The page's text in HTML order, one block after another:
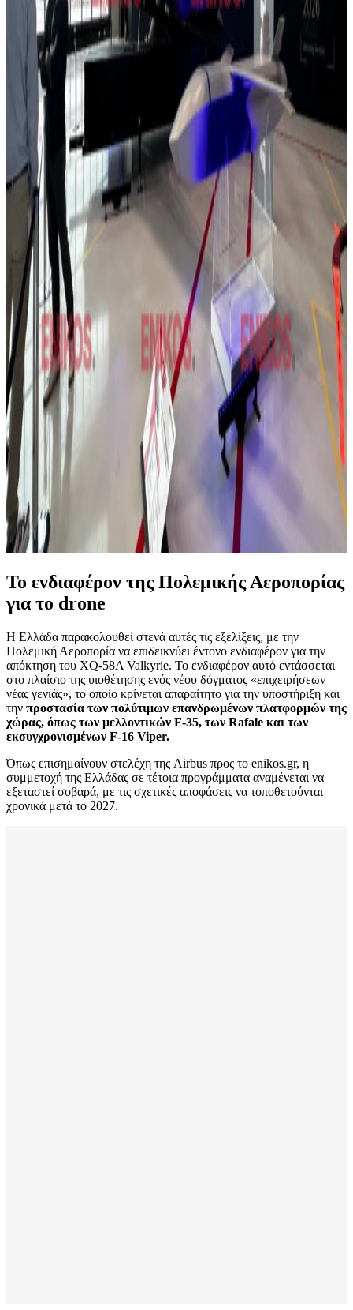
Το ενδιαφέρον της Πολεμικής Αεροπορίας
για το drone
Η Ελλάδα παρακολουθεί στενά αυτές τις εξελίξεις, με την
Πολεμική Αεροπορία να επιδεικνύει έντονο ενδιαφέρον για την
απόκτηση του XQ-58A Valkyrie. Το ενδιαφέρον αυτό εντάσσεται
στο πλαίσιο της υιοθέτησης ενός νέου δόγματος «επιχειρήσεων
νέας γενιάς», το οποίο κρίνεται απαραίτητο για την υποστήριξη και
την προστασία των πολύτιμων επανδρωμένων πλατφορμών της
χώρας, όπως των μελλοντικών F-35, των Rafale και των
εκσυγχρονισμένων F-16 Viper.
Όπως επισημαίνουν στελέχη της Airbus προς το enikos.gr, η
συμμετοχή της Ελλάδας σε τέτοια προγράμματα αναμένεται να
εξεταστεί σοβαρά, με τις σχετικές αποφάσεις να τοποθετούνται
χρονικά μετά το 2027.